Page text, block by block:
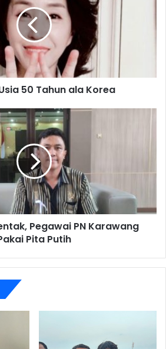
50 Tahun ala Korea
Pegawai PN Karawang
Pita Putih